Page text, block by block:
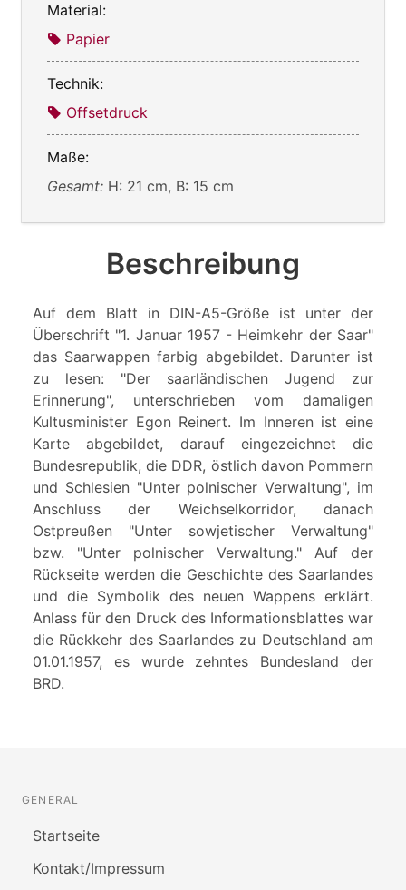
Material:
Papier
Technik:
Offsetdruck
Maße:
Gesamt: H: 21 cm, B: 15 cm
Beschreibung
Auf dem Blatt in DIN-A5-Größe ist unter der
Überschrift "1. Januar 1957 - Heimkehr der Saar"
das Saarwappen farbig abgebildet. Darunter ist
zu lesen: "Der saarländischen Jugend zur
Erinnerung", unterschrieben vom damaligen
Kultusminister Egon Reinert. Im Inneren ist eine
Karte abgebildet, darauf eingezeichnet die
Bundesrepublik, die DDR, östlich davon Pommern
und Schlesien "Unter polnischer Verwaltung", im
Anschluss der Weichselkorridor, danach
Ostpreußen "Unter sowjetischer Verwaltung"
bzw. "Unter polnischer Verwaltung." Auf der
Rückseite werden die Geschichte des Saarlandes
und die Symbolik des neuen Wappens erklärt.
Anlass für den Druck des Informationsblattes war
die Rückkehr des Saarlandes zu Deutschland am
01.01.1957, es wurde zehntes Bundesland der
BRD.
GENERAL
Startseite
Kontakt/Impressum